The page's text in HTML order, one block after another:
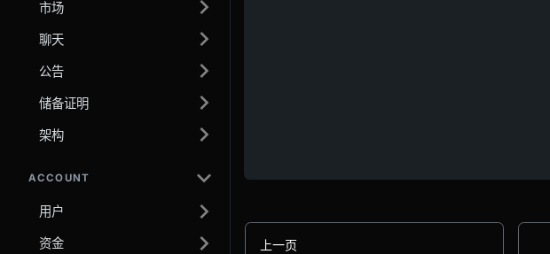
市场
聊天
公告
储备证明
架构
ACCOUNT
用户
资金 上一页